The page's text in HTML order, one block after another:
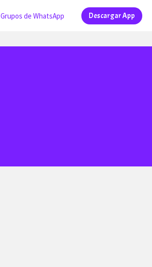
Grupos de WhatsApp Descargar App